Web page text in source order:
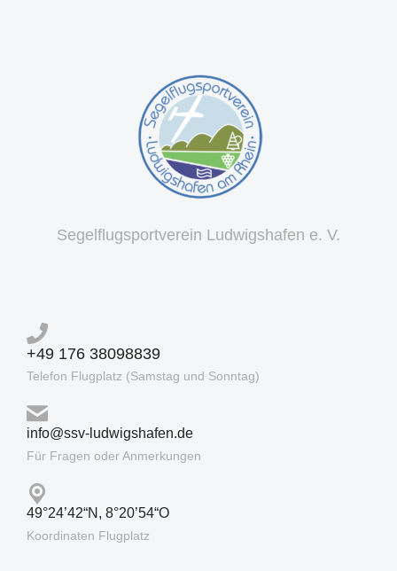
Segelflugsportverein Ludwigshafen e. V.
+49 176 38098839
Telefon Flugplatz (Samstag und Sonntag)
info@ssv-ludwigshafen.de
Für Fragen oder Anmerkungen
49°24’42“N, 8°20’54“O
Koordinaten Flugplatz